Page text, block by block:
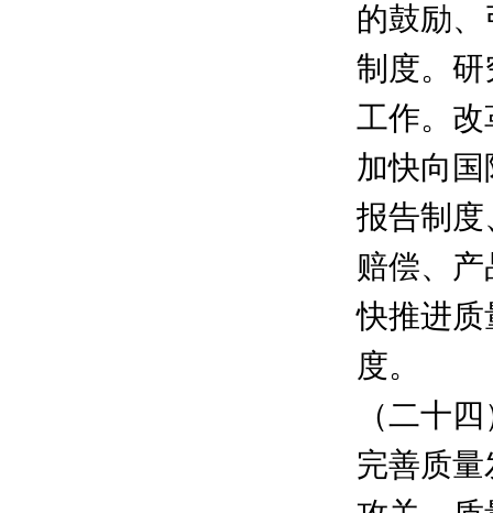
的鼓励
制度。
工作。
加快向
报告制
赔偿、
快推进
度。
（二十
完善质